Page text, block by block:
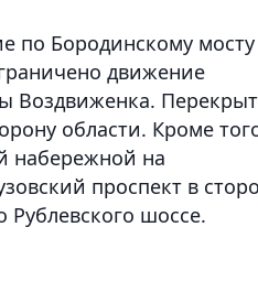
по Бородинскому
движение
Воздвиженка.
области. Кроме
набережной на
проспект в
Рублевского шоссе.